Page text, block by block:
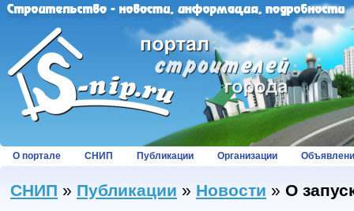
О портале СНИП Публикации Организации
СНИП » Публикации » Новости » О